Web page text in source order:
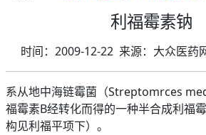
利福霉素钠
时间：2009-12-22 来源：大众医
系从地中海链霉菌（Streptomrces
福霉素B经转化而得的一种半合成利福
构见利福平项下）。